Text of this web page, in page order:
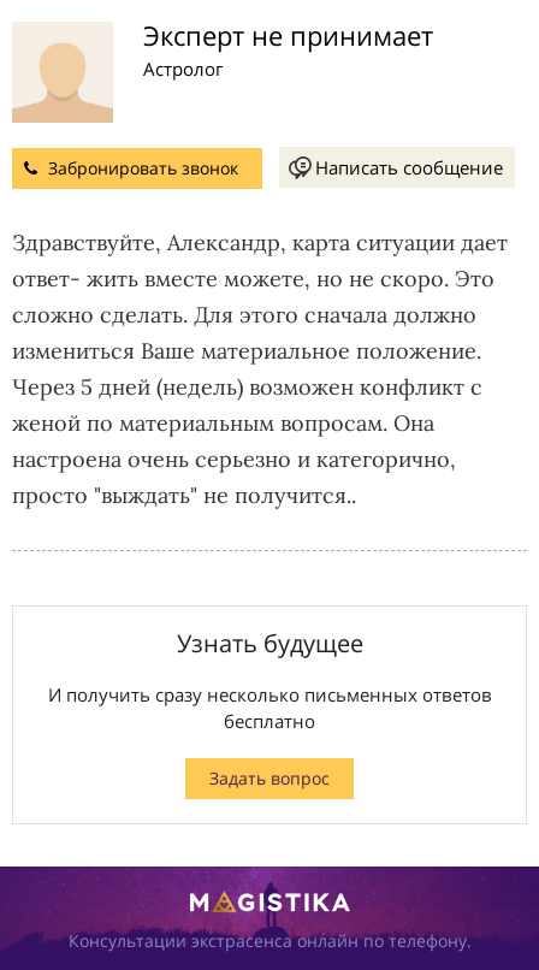
Эксперт не принимает
Астролог
Забронировать звонок Написать сообщение
Здравствуйте, Александр, карта ситуации дает
ответ- жить вместе можете, но не скоро. Это
сложно сделать. Для этого сначала должно
измениться Ваше материальное положение.
Через 5 дней (недель) возможен конфликт с
женой по материальным вопросам. Она
настроена очень серьезно и категорично,
просто "выждать" не получится..
Узнать будущее
И получить сразу несколько письменных ответов
бесплатно
Задать вопрос
Консультации экстрасенса онлайн по телефону.